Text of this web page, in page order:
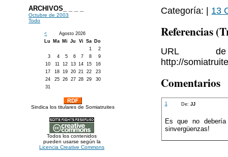
ARCHIVOS_ _ _ _
Octubre de 2003
Todo
<
Agosto 2026
Lu
Ma Mi Ju Vi Sa
Do
1
2
3
4 5 6 7 8
9
10
11 12 13 14 15
16
17
18 19 20 21 22
23
24
25 26 27 28 29
30
31
Sindica los titulares de Somiatruites
Todos los contenidos
pueden usarse según la
Licencia Creative Commons
Categoría: | 13
Referencias
URL
http://
Comentarios
1 De: JJ
Es que no
sinvergüenzas!